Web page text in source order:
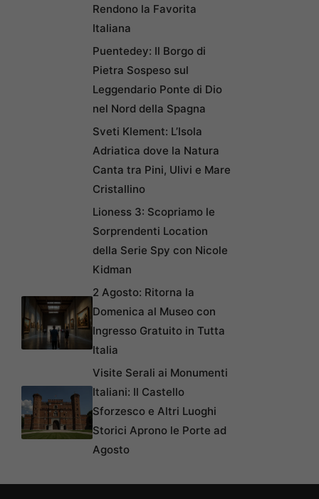
Rendono la Favorita
Italiana
Puentedey: Il Borgo di
Pietra Sospeso sul
Leggendario Ponte di Dio
nel Nord della Spagna
Sveti Klement: L’Isola
Adriatica dove la Natura
Canta tra Pini, Ulivi e Mare
Cristallino
Lioness 3: Scopriamo le
Sorprendenti Location
della Serie Spy con Nicole
Kidman
2 Agosto: Ritorna la
Domenica al Museo con
Ingresso Gratuito in Tutta
Italia
Visite Serali ai Monumenti
Italiani: Il Castello
Sforzesco e Altri Luoghi
Storici Aprono le Porte ad
Agosto